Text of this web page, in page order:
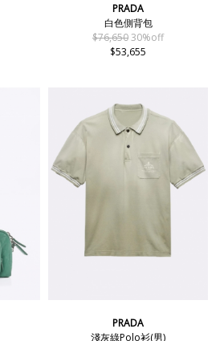
PRADA
白色側背包
$76,65030%off
$53,655
PRADA
淺灰綠Polo衫(男)